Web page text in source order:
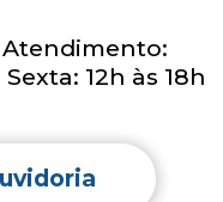
12h às 18h